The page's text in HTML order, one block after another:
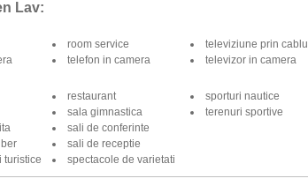
Lav:
room service
telefon in camera
televiziune prin cablu
televizor in camera
turistice
restaurant
sala gimnastica
sali de conferinte
sali de receptie
spectacole de varietati
sporturi nautice
terenuri sportive